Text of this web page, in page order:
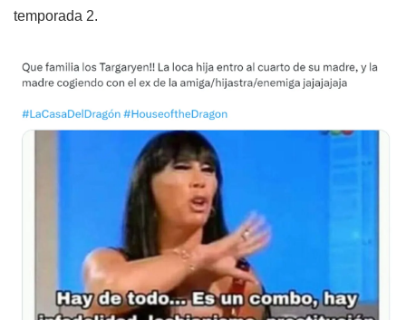
temporada 2.